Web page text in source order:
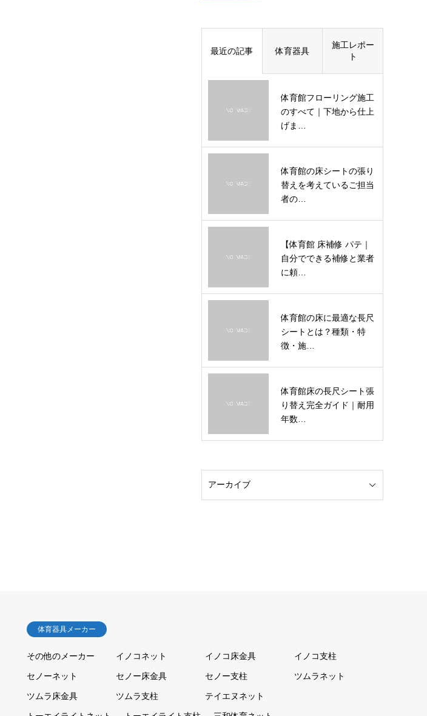
最近の記事 体育器具
施工レポー
ト
体育館フローリング施工
のすべて｜下地から仕上
げま…
体育館の床シートの張り
替えを考えているご担当
者の…
【体育館 床補修 パテ｜
自分でできる補修と業者
に頼…
体育館の床に最適な長尺
シートとは？種類・特
徴・施…
体育館床の長尺シート張
り替え完全ガイド｜耐用
年数…
体育器具メーカー
その他のメーカー イノコネット イノコ床金具 イノコ支柱
セノーネット セノー床金具 セノー支柱 ツムラネット
ツムラ床金具 ツムラ支柱 テイエヌネット